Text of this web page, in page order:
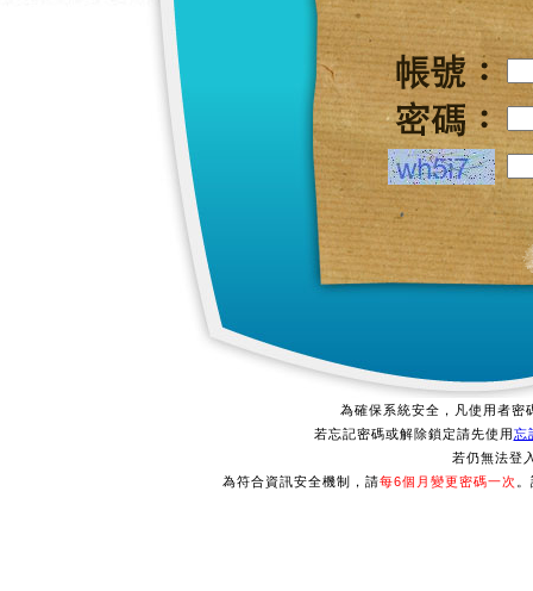
為確保系統安全，凡使用者
若忘記密碼或解除鎖定請先使用忘
若仍無法登
為符合資訊安全機制，請每6個月變更密碼一次